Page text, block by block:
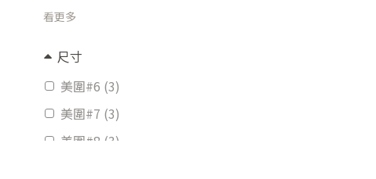
看更多
尺寸
美圍#6 (3)
美圍#7 (3)
美圍#8 (3)